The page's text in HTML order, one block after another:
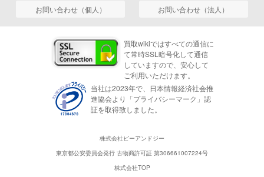
お問い合わせ（個人）
お問い合わせ（法人）
買取wikiではすべての通信に
て常時SSL暗号化して通信
していますので、安心して
ご利用いただけます。
当社は2023年で、日本情報経済社会推
進協会より「プライバシーマーク」認
証を取得致しました。
株式会社ピーアンドジー
東京都公安委員会発行 古物商許可証 第306661007224号
株式会社TOP